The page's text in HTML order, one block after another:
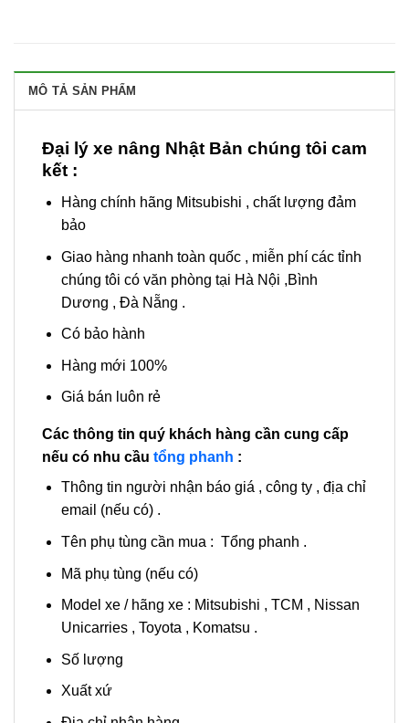
MÔ TẢ SẢN PHẨM
Đại lý xe nâng Nhật Bản chúng tôi cam
kết :
Hàng chính hãng Mitsubishi , chất lượng đảm
bảo
Giao hàng nhanh toàn quốc , miễn phí các tỉnh
chúng tôi có văn phòng tại Hà Nội ,Bình
Dương , Đà Nẵng .
Có bảo hành
Hàng mới 100%
Giá bán luôn rẻ
Các thông tin quý khách hàng cần cung cấp
nếu có nhu cầu tổng phanh :
Thông tin người nhận báo giá , công ty , địa chỉ
email (nếu có) .
Tên phụ tùng cần mua : Tổng phanh .
Mã phụ tùng (nếu có)
Model xe / hãng xe : Mitsubishi , TCM , Nissan
Unicarries , Toyota , Komatsu .
Số lượng
Xuất xứ